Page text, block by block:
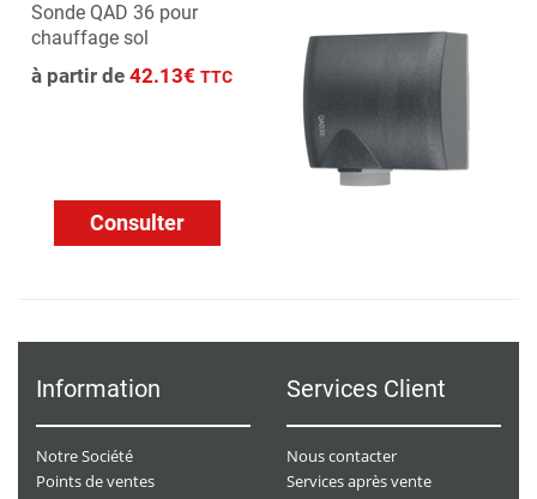
Sonde QAD 36 pour
chauffage sol
à partir de 42.13€ TTC
Consulter
Information
Notre Société
Points de ventes
Services Client
Nous contacter
Services après vente